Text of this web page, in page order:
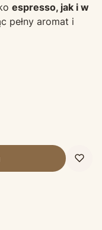
espresso, jak i w
pełny aromat i